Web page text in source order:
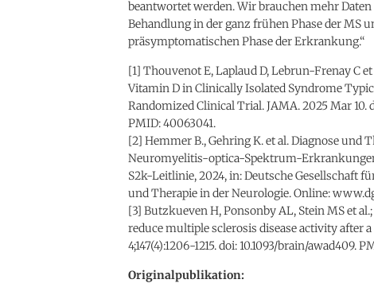
beantwortet werden. Wir brauchen mehr
Behandlung in der ganz frühen Phase der MS
präsymptomatischen Phase der Erkrankung.“
[1] Thouvenot E, Laplaud D, Lebrun-Frenay C
Vitamin D in Clinically Isolated Syndrome
Randomized Clinical Trial. JAMA. 2025 Mar 10.
PMID: 40063041.
[2] Hemmer B., Gehring K. et al. Diagnose und
Neuromyelitis-optica-Spektrum-
S2k-Leitlinie, 2024, in: Deutsche Gesellschaft
und Therapie in der Neurologie. Online:
[3] Butzkueven H, Ponsonby AL, Stein MS et
reduce multiple sclerosis disease activity after
4;147(4):1206-1215. doi: 10.1093/brain/awad409.
Originalpublikation: